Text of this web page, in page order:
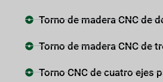
Torno de madera CNC de
Torno de madera CNC de
Torno CNC de cuatro ejes